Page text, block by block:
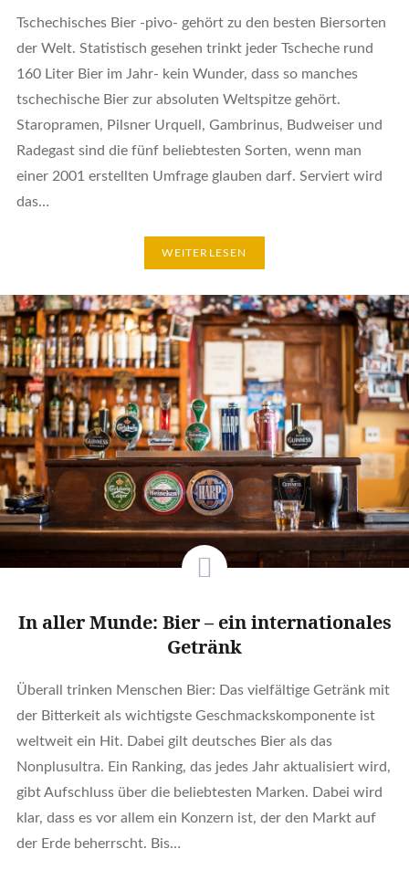
Tschechisches Bier -pivo- gehört zu den besten Biersorten
der Welt. Statistisch gesehen trinkt jeder Tscheche rund
160 Liter Bier im Jahr- kein Wunder, dass so manches
tschechische Bier zur absoluten Weltspitze gehört.
Staropramen, Pilsner Urquell, Gambrinus, Budweiser und
Radegast sind die fünf beliebtesten Sorten, wenn man
einer 2001 erstellten Umfrage glauben darf. Serviert wird
das…
WEITERLESEN
In aller Munde: Bier – ein internationales
Getränk
Überall trinken Menschen Bier: Das vielfältige Getränk mit
der Bitterkeit als wichtigste Geschmackskomponente ist
weltweit ein Hit. Dabei gilt deutsches Bier als das
Nonplusultra. Ein Ranking, das jedes Jahr aktualisiert wird,
gibt Aufschluss über die beliebtesten Marken. Dabei wird
klar, dass es vor allem ein Konzern ist, der den Markt auf
der Erde beherrscht. Bis…